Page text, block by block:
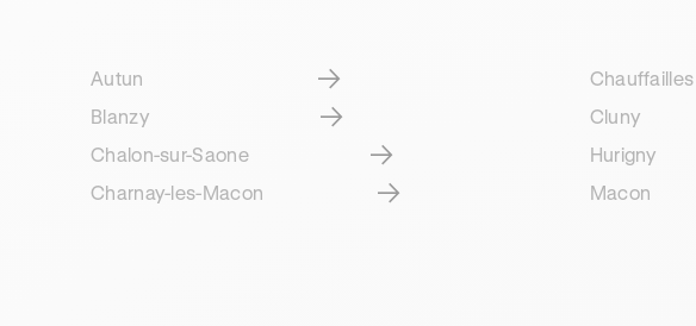
Autun
Blanzy
Chalon-sur-Saone
Charnay-les-Macon
Chauffailles
Cluny
Hurigny
Macon